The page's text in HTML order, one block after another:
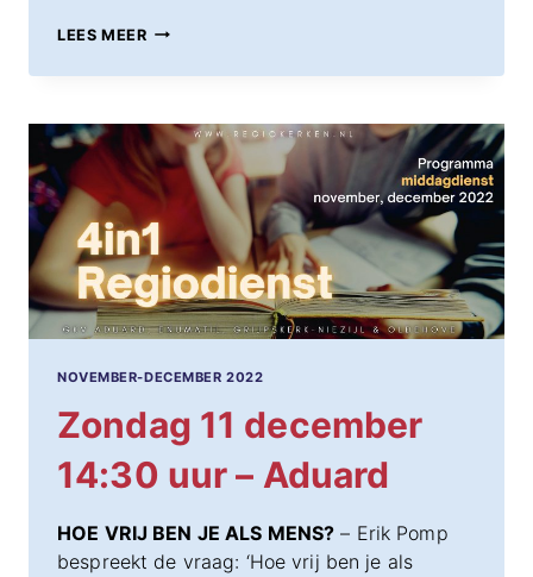
LEES MEERZONDAG
DECEMBER
–
ENUMATIL
NOVEMBER-DECEMBER 2022
Zondag 11 december
14:30 uur – Aduard
HOE VRIJ BEN JE ALS MENS? – Erik Pomp
bespreekt de vraag: ‘Hoe vrij ben je als